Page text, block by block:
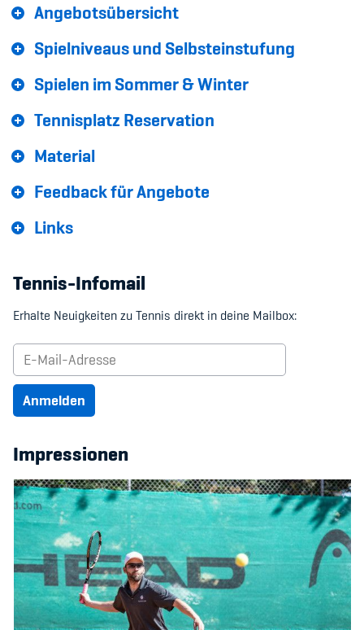
Angebotsübersicht
Spielniveaus und Selbsteinstufung
Spielen im Sommer & Winter
Tennisplatz Reservation
Material
Feedback für Angebote
Links
Tennis-Infomail
Erhalte Neuigkeiten zu Tennis direkt in deine Mailbox:
Anmelden
Impressionen